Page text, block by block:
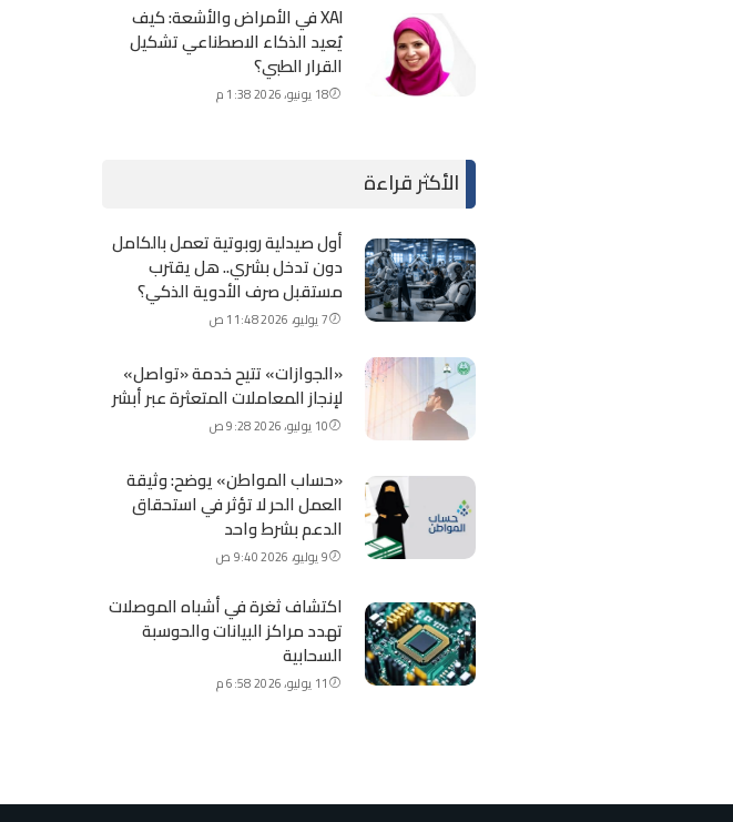
XAI في الأمراض والأشعة: كيف
يُعيد الذكاء الاصطناعي تشكيل
القرار الطبي؟
18 يونيو، 2026 1:38 م
الأكثر قراءة
أول صيدلية روبوتية تعمل بالكامل
دون تدخل بشري.. هل يقترب
مستقبل صرف الأدوية الذكي؟
7 يوليو، 2026 11:48 ص
«الجوازات» تتيح خدمة «تواصل»
لإنجاز المعاملات المتعثرة عبر أبشر
10 يوليو، 2026 9:28 ص
«حساب المواطن» يوضح: وثيقة
العمل الحر لا تؤثر في استحقاق
الدعم بشرط واحد
9 يوليو، 2026 9:40 ص
اكتشاف ثغرة في أشباه الموصلات
تهدد مراكز البيانات والحوسبة
السحابية
11 يوليو، 2026 6:58 م